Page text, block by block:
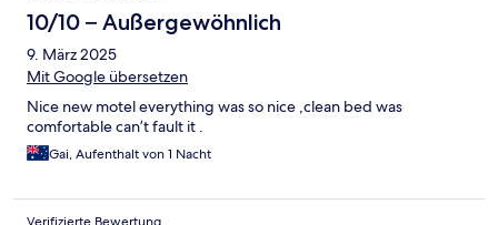
10/10 – Außergewöhnlich
9. März 2025
Mit Google übersetzen
Nice new motel everything was so nice ,clean bed was
comfortable can’t fault it .
Gai, Aufenthalt von 1 Nacht
Verifizierte Bewertung